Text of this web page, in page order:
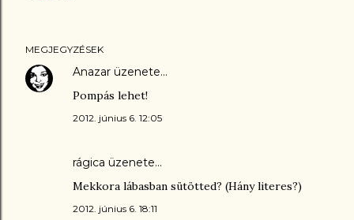
MEGJEGYZÉSEK
Anazar üzenete…
Pompás lehet!
2012. június 6. 12:05
rágica üzenete…
Mekkora lábasban sütötted? (Hány literes?)
2012. június 6. 18:11